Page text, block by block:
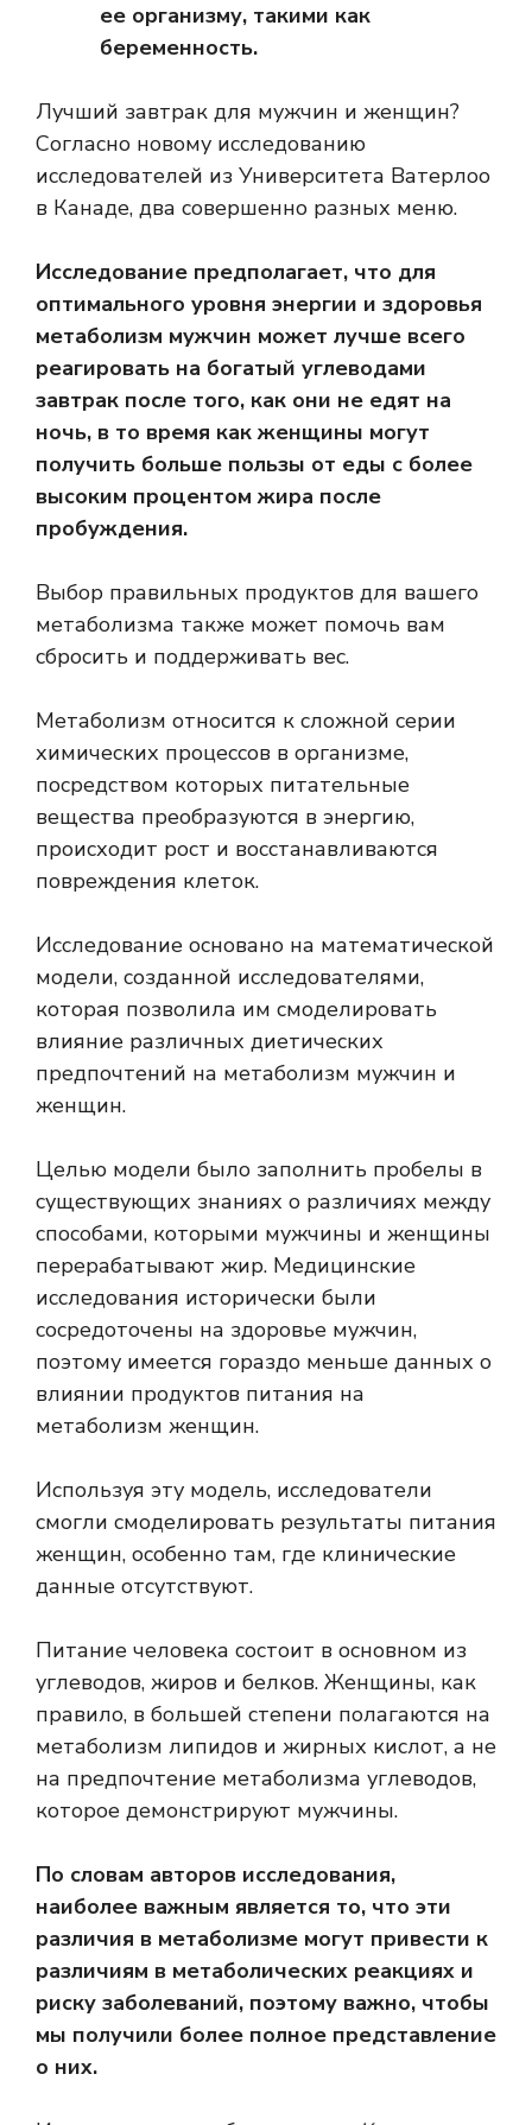
ее организму, такими как
беременность.
Лучший завтрак для мужчин и женщин?
Согласно новому исследованию
исследователей из Университета Ватерлоо
в Канаде, два совершенно разных меню.
Исследование предполагает, что для
оптимального уровня энергии и здоровья
метаболизм мужчин может лучше всего
реагировать на богатый углеводами
завтрак после того, как они не едят на
ночь, в то время как женщины могут
получить больше пользы от еды с более
высоким процентом жира после
пробуждения.
Выбор правильных продуктов для вашего
метаболизма также может помочь вам
сбросить и поддерживать вес.
Метаболизм относится к сложной серии
химических процессов в организме,
посредством которых питательные
вещества преобразуются в энергию,
происходит рост и восстанавливаются
повреждения клеток.
Исследование основано на математической
модели, созданной исследователями,
которая позволила им смоделировать
влияние различных диетических
предпочтений на метаболизм мужчин и
женщин.
Целью модели было заполнить пробелы в
существующих знаниях о различиях между
способами, которыми мужчины и женщины
перерабатывают жир. Медицинские
исследования исторически были
сосредоточены на здоровье мужчин,
поэтому имеется гораздо меньше данных о
влиянии продуктов питания на
метаболизм женщин.
Используя эту модель, исследователи
смогли смоделировать результаты питания
женщин, особенно там, где клинические
данные отсутствуют.
Питание человека состоит в основном из
углеводов, жиров и белков. Женщины, как
правило, в большей степени полагаются на
метаболизм липидов и жирных кислот, а не
на предпочтение метаболизма углеводов,
которое демонстрируют мужчины.
По словам авторов исследования,
наиболее важным является то, что эти
различия в метаболизме могут привести к
различиям в метаболических реакциях и
риску заболеваний, поэтому важно, чтобы
мы получили более полное представление
о них.